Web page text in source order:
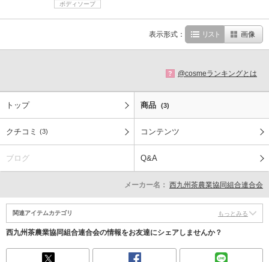
ボディソープ
表示形式： リスト 画像
? @cosmeランキングとは
トップ 商品 (3)
クチコミ (3) コンテンツ
ブログ Q&A
メーカー名： 西九州茶農業協同組合連合会
関連アイテムカテゴリ もっとみる
西九州茶農業協同組合連合会の情報をお友達にシェアしませんか？